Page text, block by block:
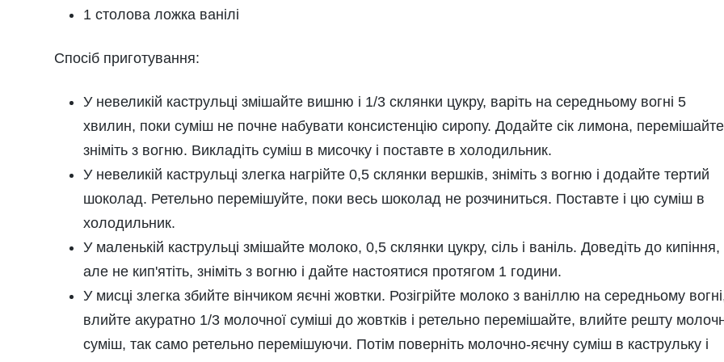
1 столова ложка ванілі
Спосіб приготування:
У невеликій каструльці змішайте вишню і 1/3 склянки цукру, варіть на середньому вогні 5
хвилин, поки суміш не почне набувати консистенцію сиропу. Додайте сік лимона, перемішайте
зніміть з вогню. Викладіть суміш в мисочку і поставте в холодильник.
У невеликій каструльці злегка нагрійте 0,5 склянки вершків, зніміть з вогню і додайте тертий
шоколад. Ретельно перемішуйте, поки весь шоколад не розчиниться. Поставте і цю суміш в
холодильник.
У маленькій каструльці змішайте молоко, 0,5 склянки цукру, сіль і ваніль. Доведіть до кипіння,
але не кип'ятіть, зніміть з вогню і дайте настоятися протягом 1 години.
У мисці злегка збийте вінчиком яєчні жовтки. Розігрійте молоко з ваніллю на середньому
влийте акуратно 1/3 молочної суміші до жовтків і ретельно перемішайте, влийте решту
суміш, так само ретельно перемішуючи. Потім поверніть молочно-яєчну суміш в каструльку і